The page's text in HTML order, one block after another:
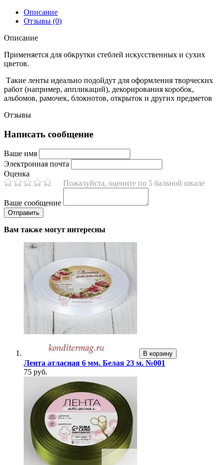
Описание
Отзывы (0)
Описание
Применяется для обкрутки стеблей искусственных и сухих
цветов.
Такие ленты идеально подойдут для оформления творческих
работ (например, аппликаций), декорирования коробок,
альбомов, рамочек, блокнотов, открыток и других предметов
Отзывы
Написать сообщение
Ваше имя
Электронная почта
Оценка
Пожалуйста, оцените по 5 бальной шкале
Ваше сообщение
Вам также могут интересны
В корзину
Лента атласная 6 мм. Белая 23 м. №001
75 руб.